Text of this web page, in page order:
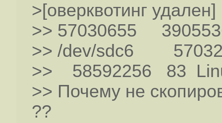
>[оверквотинг удален]
>> 57030655
>> /dev/sdc6
>> 58592256 83
>> Почему не
??